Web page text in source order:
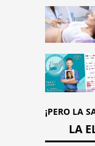
¡PERO LA
LA